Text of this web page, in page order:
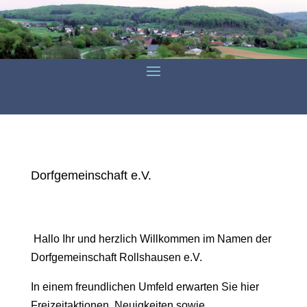
Dorfgemeinschaft e.V.
Hallo Ihr und herzlich Willkommen im Namen der
Dorfgemeinschaft Rollshausen e.V.
In einem freundlichen Umfeld erwarten Sie hier